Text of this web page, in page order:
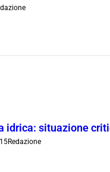
idrica: situazione
Redazione